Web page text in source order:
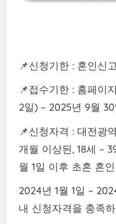
📌신청기한 : 혼인신
📌접수기한 : 홈페이
2일) ~ 2025년 9월 30
📌신청자격 : 대전광
개월 이상된, 18세 ~
월 1일 이후 초혼 혼
2024년 1월 1일 ~
내 신청자격을 충족